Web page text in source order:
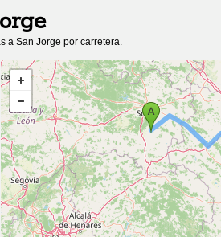
a San Jorge por carretera.